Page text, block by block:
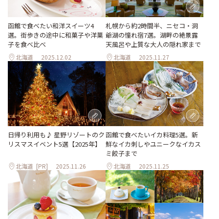
函館で食べたい和洋スイーツ4
選。街歩きの途中に和菓子や洋菓
子を食べ比べ
北海道 2025.12.02
札幌から約2時間半、ニセコ・洞
爺湖の憧れ宿7選。湖畔の絶景露
天風呂や上質な大人の隠れ家まで
北海道 2025.11.27
日帰り利用も♪ 星野リゾートのク
リスマスイベント5選【2025年】
北海道 [PR] 2025.11.26
函館で食べたいイカ料理5選。新
鮮なイカ刺しやユニークなイカス
ミ餃子まで
北海道 2025.11.25